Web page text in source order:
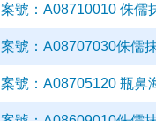
案號：A08710010 侏儒
案號：A08707030侏儒
案號：A08705120 瓶鼻